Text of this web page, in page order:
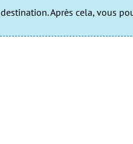
destination. Après cela, vous